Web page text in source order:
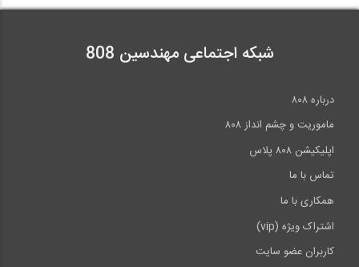
شبکه اجتماعی مهندسین 808
درباره ۸۰۸
ماموریت و چشم انداز ۸۰۸
اپلیکیشن ۸۰۸ پلاس
تماس با ما
همکاری با ما
اشتراک ویژه (vip)
کاربران عضو سایت